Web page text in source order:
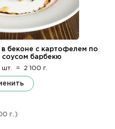
беконе с картофелем по
соусом барбекю
шт. = 2 100 г.
г.)